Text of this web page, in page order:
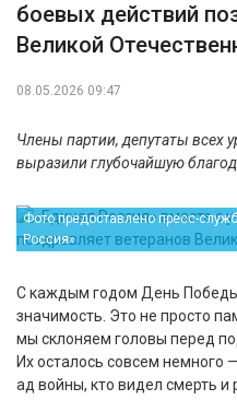
боевых действий
Великой
08.05.2026 09:47
Члены партии, депутаты всех
выразили глубочайшую
Фото предоставлено пресс-
Россия»
С каждым годом День
значимость. Это не просто
мы склоняем головы перед
Их осталось совсем немного
ад войны, кто видел смерть и